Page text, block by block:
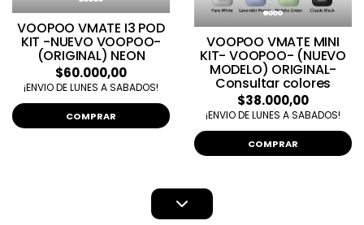
VOOPOO VMATE I3 POD
KIT -NUEVO VOOPOO-
(ORIGINAL) NEON
$60.000,00
¡ENVIO DE LUNES A SABADOS!
COMPRAR
VOOPOO VMATE MINI
KIT- VOOPOO- (NUEVO
MODELO) ORIGINAL-
Consultar colores
$38.000,00
¡ENVIO DE LUNES A SABADOS!
COMPRAR